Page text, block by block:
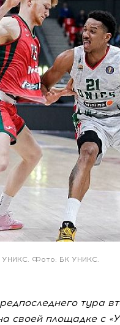
УНИКС. Фото: БК УНИКС.
тура
своей площадке с